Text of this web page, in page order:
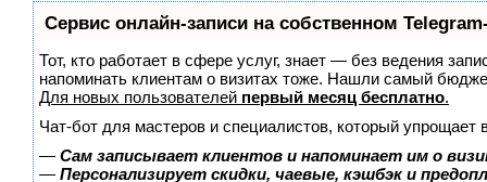
Сервис онлайн-записи на собственном
Тот, кто работает в сфере услуг, знает — без ведения
напоминать клиентам о визитах тоже. Нашли самый
Для новых пользователей первый месяц бесплатно.
Чат-бот для мастеров и специалистов, который упрощает
— Сам записывает клиентов и напоминает им о
— Персонализирует скидки, чаевые, кэшбэк и